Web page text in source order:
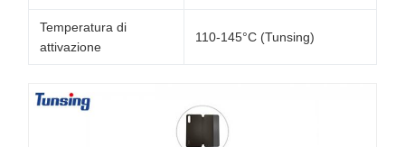
Temperatura di
attivazione
110-145°C (Tunsing)